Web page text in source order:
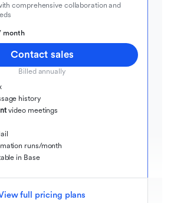
comprehensive collaboration and
/ month
Contact sales
Billed annually
history
video meetings
runs/month
in Base
full pricing plans